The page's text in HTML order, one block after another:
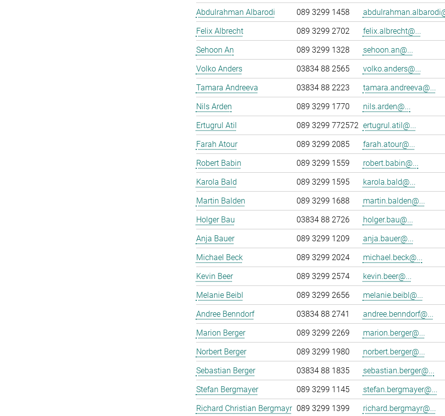
Abdulrahman Albarodi
089 3299 1458
Felix Albrecht
089 3299 2702
felix.albrecht@...
Sehoon An
089 3299 1328
sehoon.an@...
Volko Anders
03834 88 2565
volko.anders@...
Tamara Andreeva
03834 88 2223
tamara.andreeva@...
Nils Arden
089 3299 1770
nils.arden@...
Ertugrul Atil
089 3299 772572 ertugrul.atil@...
Farah Atour
089 3299 2085
farah.atour@...
Robert Babin
089 3299 1559
robert.babin@...
Karola Bald
089 3299 1595
karola.bald@...
Martin Balden
089 3299 1688
martin.balden@...
Holger Bau
03834 88 2726
holger.bau@...
Anja Bauer
089 3299 1209
anja.bauer@...
Michael Beck
089 3299 2024
michael.beck@...
Kevin Beer
089 3299 2574
kevin.beer@...
Melanie Beibl
089 3299 2656
melanie.beibl@...
Andree Benndorf
03834 88 2741
andree.benndorf@...
Marion Berger
089 3299 2269
marion.berger@...
Norbert Berger
089 3299 1980
norbert.berger@...
Sebastian Berger
03834 88 1835
sebastian.berger@...
Stefan Bergmayer
089 3299 1145
stefan.bergmayer@...
Richard Christian Bergmayr 089 3299 1399
richard.bergmayr@...